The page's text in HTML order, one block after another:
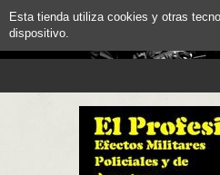
Esta tienda utiliza cookies y otras
dispositivo.